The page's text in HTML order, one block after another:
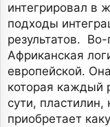
интегрировал в
подходы
результатов.
Африканская
европейской.
которая каждый
сути,
приобретает